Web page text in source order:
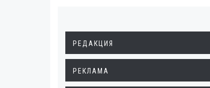
РЕДАКЦИЯ
РЕКЛАМА